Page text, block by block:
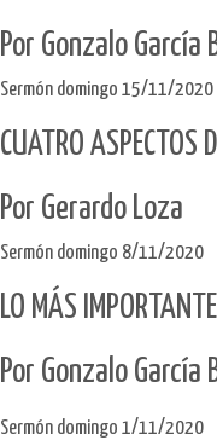
Por Gonzalo García
Sermón domingo 15/11/2020
CUATRO ASPECTOS
Por Gerardo Loza
Sermón domingo 8/11/2020
LO MÁS
Por Gonzalo García
Sermón domingo 1/11/2020